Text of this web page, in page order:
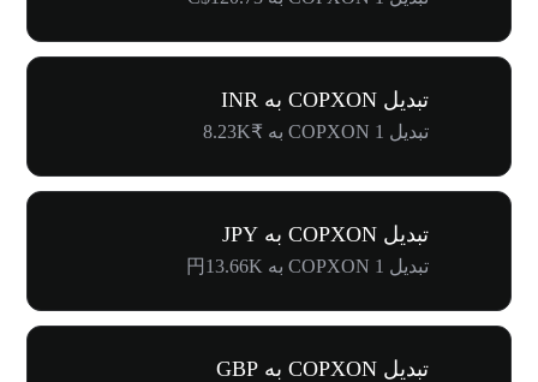
تبدیل COPXON به INR
تبدیل 1 COPXON به ₹8.23K
تبدیل COPXON به JPY
تبدیل 1 COPXON به 円13.66K
تبدیل COPXON به GBP